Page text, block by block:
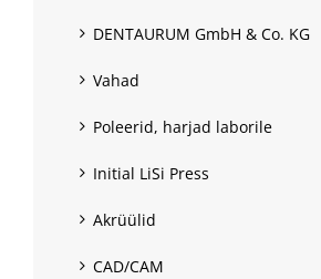
DENTAURUM GmbH & Co. KG
Vahad
Poleerid, harjad laborile
Initial LiSi Press
Akrüülid
CAD/CAM